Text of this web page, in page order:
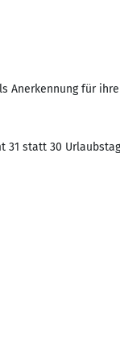
Anerkennung für
statt 30